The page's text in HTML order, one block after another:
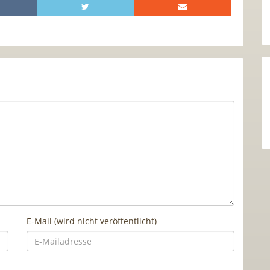
E-Mail (wird nicht veröffentlicht)